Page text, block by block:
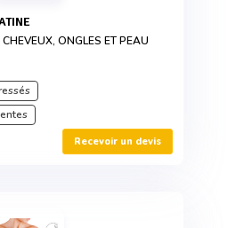
ONGLES ET PEAU
Recevoir un devis